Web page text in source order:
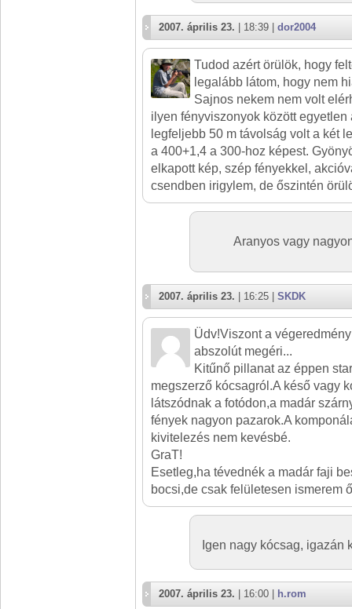
2007. április 23. | 18:39 | dor2004
Tudod azért örülök, hogy
legalább látom, hogy nem
Sajnos nekem nem volt
ilyen fényviszonyok között egyetlen
legfeljebb 50 m távolság volt a két
a 400+1,4 a 300-hoz képest.
elkapott kép, szép fényekkel,
csendben irigylem, de őszintén
Aranyos vagy
2007. április 23. | 16:25 | SKDK
Üdv!Viszont a
abszolút megéri...
Kitűnő pillanat az éppen
megszerző kócsagról.A késő vagy
látszódnak a fotódon,a madár
fények nagyon pazarok.A
kivitelezés nem kevésbé.
GraT!
Esetleg,ha tévednék a madár faji
bocsi,de csak felületesen ismerem
Igen nagy kócsag, igazán
2007. április 23. | 16:00 | h.rom